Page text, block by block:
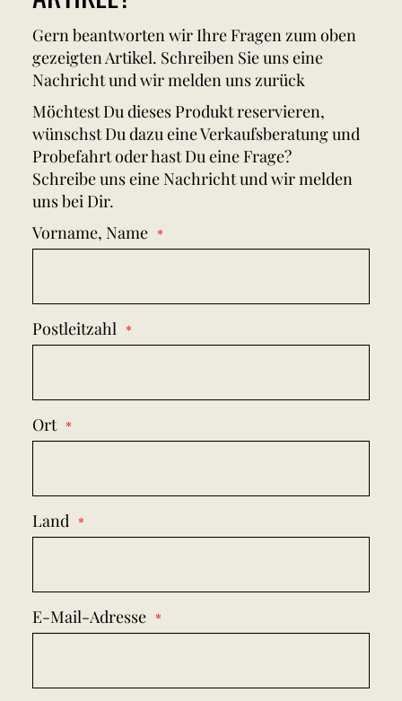
Gern beantworten wir Ihre Fragen zum oben
gezeigten Artikel. Schreiben Sie uns eine
Nachricht und wir melden uns zurück
Möchtest Du dieses Produkt reservieren,
wünschst Du dazu eine Verkaufsberatung und
Probefahrt oder hast Du eine Frage?
Schreibe uns eine Nachricht und wir melden
uns bei Dir.
Vorname, Name
Postleitzahl
Ort
Land
E-Mail-Adresse